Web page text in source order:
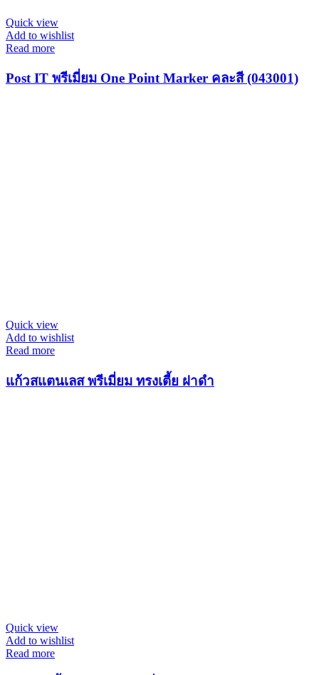
Quick view
Add to wishlist
Read more
Post IT พรีเมี่ยม One Point Marker คละสี (043001)
Quick view
Add to wishlist
Read more
แก้วสแตนเลส พรีเมี่ยม ทรงเตี้ย ฝาดำ
Quick view
Add to wishlist
Read more